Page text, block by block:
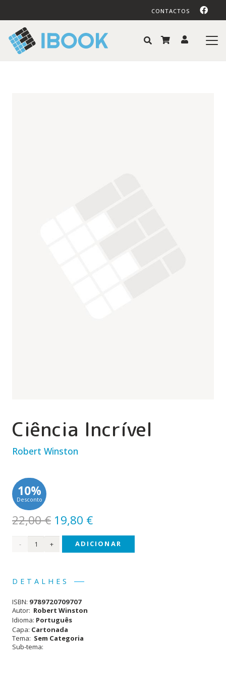
CONTACTOS
Ciência Incrível
Robert Winston
10%
Desconto
22,00€ O
preço
original
22,00 €.
19,80 €O
preço
atual
Quantidade
ADICIONAR
DETALHES
ISBN: 9789720709707
Autor: Robert Winston
Idioma: Português
Capa: Cartonada
Tema: Sem Categoria
Sub-tema: